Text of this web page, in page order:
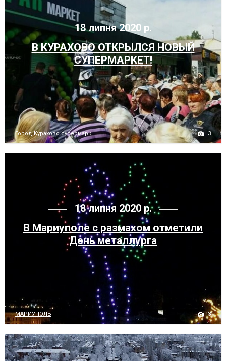
18 липня 2020 р.
В КУРАХОВО ОТКРЫЛСЯ НОВЫЙ
СУПЕРМАРКЕТ!
Город Курахово супермарк... 3
18 липня 2020 р.
В Мариуполе с размахом отметили
День металлурга
МАРИУПОЛЬ 3